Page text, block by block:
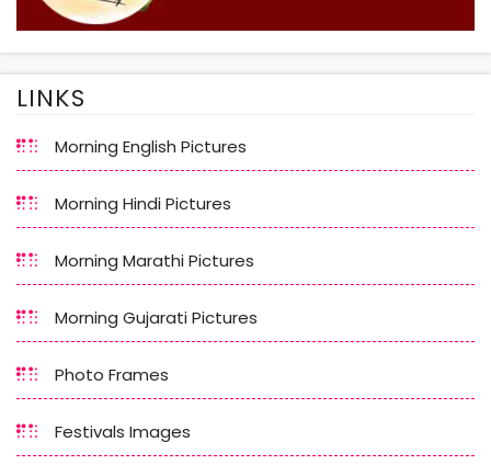
LINKS
Morning English Pictures
Morning Hindi Pictures
Morning Marathi Pictures
Morning Gujarati Pictures
Photo Frames
Festivals Images